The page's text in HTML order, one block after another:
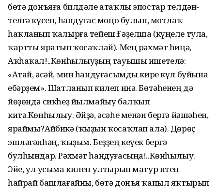
бөтә донъяға билдәле атаҡлы эпостар телдән-
телгә күсеп, һандуғас моңо булып, мотлаҡ
һаҡланып ҡалырға тейеш.Ғәҙелша (күңеле тула,
ҡартты яратып ҡосаҡлай). Мең рәхмәт һиңә,
Аҡһаҡал!..Көнһылыуҙың тауышы ишетелә:
«Атай, әсәй, мин һандуғасымды кире күл буйына
ебәрҙем». Шатланып килеп инә. Бөтәһенең дә
йөҙөндә сикһеҙ йылмайыу балҡып
китә.Көнһылыу. Әйҙә, әсәһе менән бергә йәшәһен,
яраймы?Айбикә (ҡыҙын ҡосаҡлап ала). Дөрөҫ
эшләгәнһәң, ҡыҙым. Беҙҙең кеүек бергә
булһындар. Рәхмәт һандуғасыңа!..Көнһылыу.
Эйе, ул усыма килеп ултырып матур итеп
һайрай башлағайны, бөтә донъя ҡапыл яҡтырып